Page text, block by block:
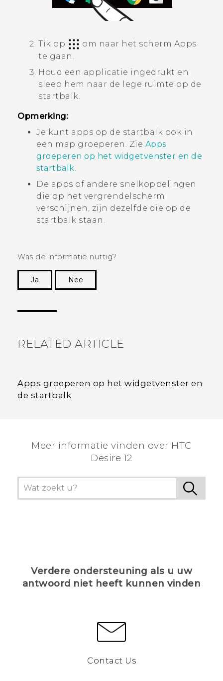
Tik op om naar het scherm Apps
te gaan.
Houd een applicatie ingedrukt en
sleep hem naar de lege ruimte op de
startbalk.
Opmerking:
Je kunt apps op de startbalk ook in
een map groeperen. Zie Apps
groeperen op het widgetvenster en de
startbalk.
De apps of andere snelkoppelingen
die op het vergrendelscherm
verschijnen, zijn dezelfde die op de
startbalk staan.
Was de informatie nuttig?
Ja
Nee
RELATED ARTICLE
Apps groeperen op het widgetvenster en
de startbalk
Meer informatie vinden over HTC
Desire 12
Verdere ondersteuning als u uw
antwoord niet heeft kunnen vinden
Contact Us